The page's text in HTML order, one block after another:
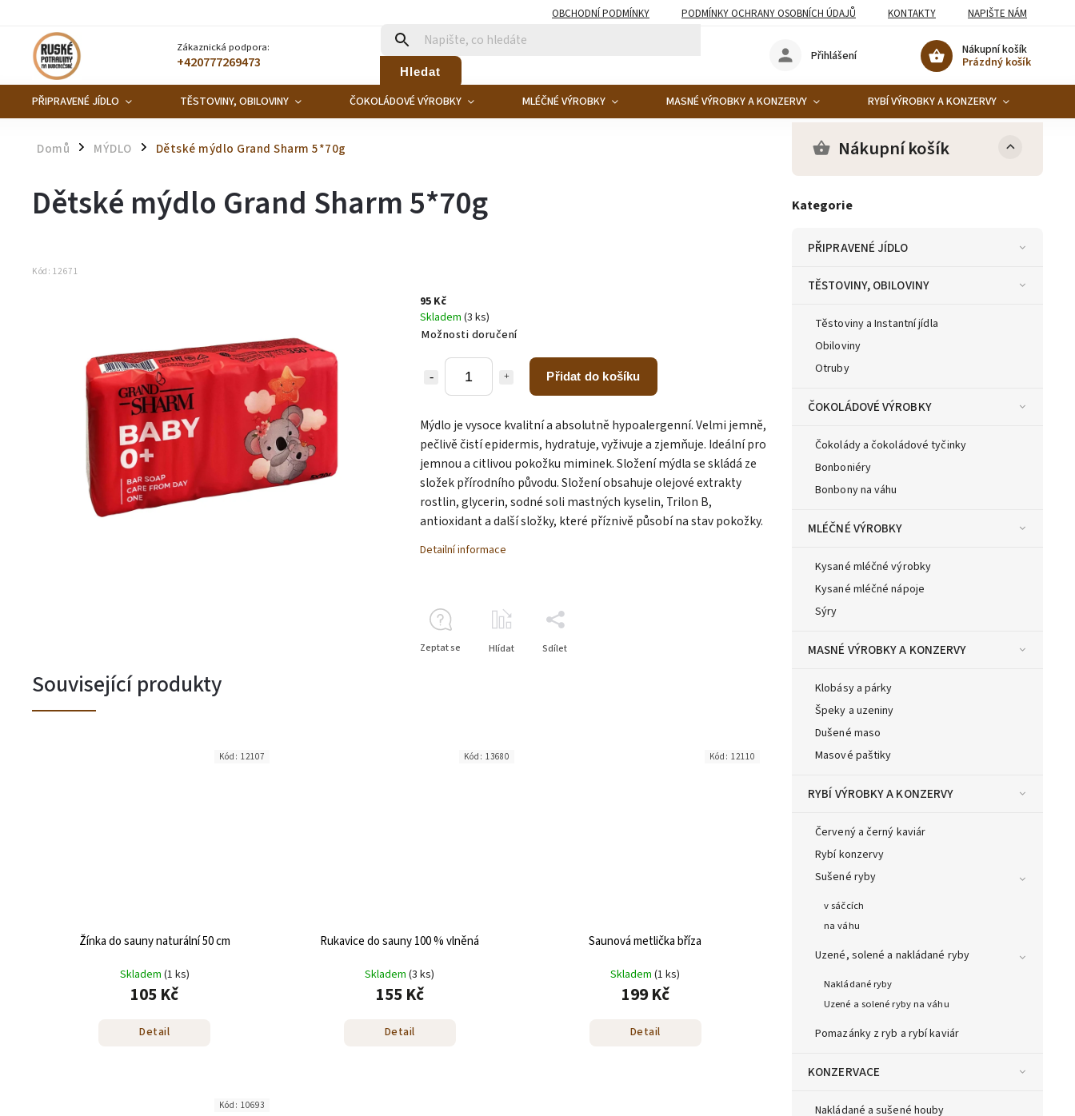
OBCHODNÍ PODMÍNKY PODMÍNKY OCHRANY OSOBNÍCH ÚDAJŮ KONTAKTY NAPIŠTE NÁM
Zákaznická podpora:
+420777269473 Hledat
Nákupní košík
Prázdný košík
Přihlášení
PŘIPRAVENÉ JÍDLO TĚSTOVINY, OBILOVINY ČOKOLÁDOVÉ VÝROBKY MLÉČNÉ VÝROBKY MASNÉ VÝROBKY A KONZERVY RYBÍ VÝROBKY A KONZERVY
Domů / MÝDLO / Dětské mýdlo Grand Sharm 5*70g Nákupní košík
Kategorie
PŘIPRAVENÉ JÍDLO
TĚSTOVINY, OBILOVINY
Těstoviny a Instantní jídla
Obiloviny
Otruby
ČOKOLÁDOVÉ VÝROBKY
Čokolády a čokoládové tyčinky
Bonboniéry
Bonbony na váhu
MLÉČNÉ VÝROBKY
Kysané mléčné výrobky
Kysané mléčné nápoje
Sýry
MASNÉ VÝROBKY A KONZERVY
Klobásy a párky
Špeky a uzeniny
Dušené maso
Masové paštiky
RYBÍ VÝROBKY A KONZERVY
Červený a černý kaviár
Rybí konzervy
Sušené ryby
v sáčcích
na váhu
Uzené, solené a nakládané ryby
Nakládané ryby
Uzené a solené ryby na váhu
Pomazánky z ryb a rybí kaviár
KONZERVACE
Nakládané a sušené houby
Dětské mýdlo Grand Sharm 5*70g
Kód: 12671
95 Kč
Skladem (3 ks)
Možnosti doručení
Přidat do košíku
Mýdlo je vysoce kvalitní a absolutně hypoalergenní. Velmi jemně,
pečlivě čistí epidermis, hydratuje, vyživuje a zjemňuje. Ideální pro
jemnou a citlivou pokožku miminek. Složení mýdla se skládá ze
složek přírodního původu. Složení obsahuje olejové extrakty
rostlin, glycerin, sodné soli mastných kyselin, Trilon B,
antioxidant a další složky, které příznivě působí na stav pokožky.
Detailní informace
Zeptat se Hlídat Sdílet
Související produkty
Žínka do sauny naturální 50 cm
Skladem (1 ks)
105 Kč
Detail
Kód: 12107
Rukavice do sauny 100 % vlněná
Skladem(3 ks)
155 Kč
Detail
Kód:13680
Saunová metlička bříza
Skladem(1 ks)
199 Kč
Detail
Kód: 12110
Kód: 10693